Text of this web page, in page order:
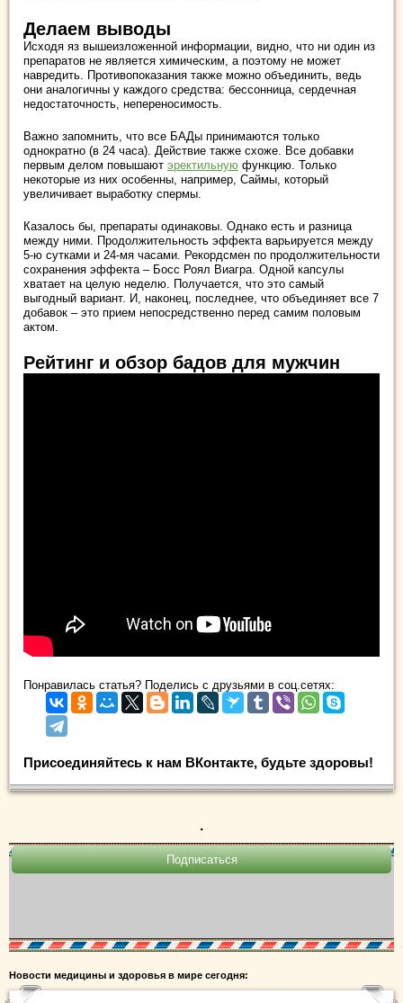
Делаем выводы
Исходя яз вышеизложенной информации, видно, что ни один из
препаратов не является химическим, а поэтому не может
навредить. Противопоказания также можно объединить, ведь
они аналогичны у каждого средства: бессонница, сердечная
недостаточность, непереносимость.
Важно запомнить, что все БАДы принимаются только
однократно (в 24 часа). Действие также схоже. Все добавки
первым делом повышают эректильную функцию. Только
некоторые из них особенны, например, Саймы, который
увеличивает выработку спермы.
Казалось бы, препараты одинаковы. Однако есть и разница
между ними. Продолжительность эффекта варьируется между
5-ю сутками и 24-мя часами. Рекордсмен по продолжительности
сохранения эффекта – Босс Роял Виагра. Одной капсулы
хватает на целую неделю. Получается, что это самый
выгодный вариант. И, наконец, последнее, что объединяет все 7
добавок – это прием непосредственно перед самим половым
актом.
Рейтинг и обзор бадов для мужчин
Понравилась статья? Поделись с друзьями в соц.сетях:
Присоединяйтесь к нам ВКонтакте, будьте здоровы!
.
Новости медицины и здоровья в мире сегодня: